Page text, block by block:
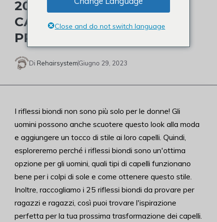
20 HIGHLIGHTS PER
CAPELLI BIONDI DA
PROVARE PER UOMO
Di RehairsystemGiugno 29, 2023
I riflessi biondi non sono più solo per le donne! Gli
uomini possono anche scuotere questo look alla moda
e aggiungere un tocco di stile ai loro capelli. Quindi,
esploreremo perché i riflessi biondi sono un'ottima
opzione per gli uomini, quali tipi di capelli funzionano
bene per i colpi di sole e come ottenere questo stile.
Inoltre, raccogliamo i 25 riflessi biondi da provare per
ragazzi e ragazzi, così puoi trovare l'ispirazione
perfetta per la tua prossima trasformazione dei capelli.
Close and do not switch language